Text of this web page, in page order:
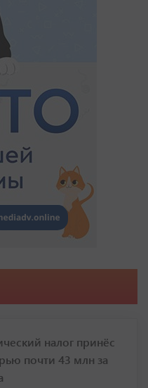
налог принёс
почти 43 млн за